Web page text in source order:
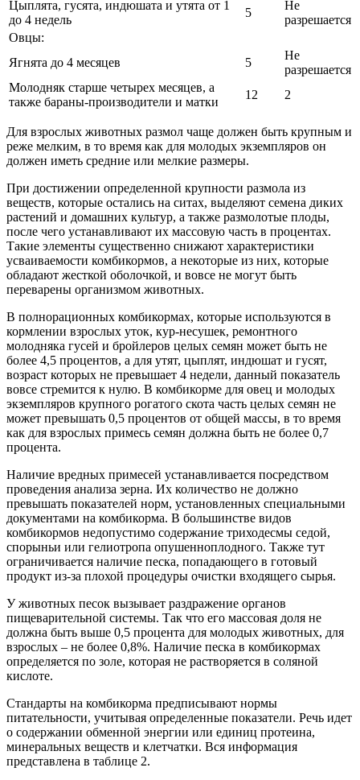
Цыплята, гусята, индюшата и утята от 1
до 4 недель
5
Не
разрешается
Овцы:
Ягнята до 4 месяцев
5
Не
разрешается
Молодняк старше четырех месяцев, а
также бараны-производители и матки
12 2
Для взрослых животных размол чаще должен быть крупным и
реже мелким, в то время как для молодых экземпляров он
должен иметь средние или мелкие размеры.
При достижении определенной крупности размола из
веществ, которые остались на ситах, выделяют семена диких
растений и домашних культур, а также размолотые плоды,
после чего устанавливают их массовую часть в процентах.
Такие элементы существенно снижают характеристики
усваиваемости комбикормов, а некоторые из них, которые
обладают жесткой оболочкой, и вовсе не могут быть
переварены организмом животных.
В полнорационных комбикормах, которые используются в
кормлении взрослых уток, кур-несушек, ремонтного
молодняка гусей и бройлеров целых семян может быть не
более 4,5 процентов, а для утят, цыплят, индюшат и гусят,
возраст которых не превышает 4 недели, данный показатель
вовсе стремится к нулю. В комбикорме для овец и молодых
экземпляров крупного рогатого скота часть целых семян не
может превышать 0,5 процентов от общей массы, в то время
как для взрослых примесь семян должна быть не более 0,7
процента.
Наличие вредных примесей устанавливается посредством
проведения анализа зерна. Их количество не должно
превышать показателей норм, установленных специальными
документами на комбикорма. В большинстве видов
комбикормов недопустимо содержание триходесмы седой,
спорыньи или гелиотропа опушенноплодного. Также тут
ограничивается наличие песка, попадающего в готовый
продукт из-за плохой процедуры очистки входящего сырья.
У животных песок вызывает раздражение органов
пищеварительной системы. Так что его массовая доля не
должна быть выше 0,5 процента для молодых животных, для
взрослых – не более 0,8%. Наличие песка в комбикормах
определяется по золе, которая не растворяется в соляной
кислоте.
Стандарты на комбикорма предписывают нормы
питательности, учитывая определенные показатели. Речь идет
о содержании обменной энергии или единиц протеина,
минеральных веществ и клетчатки. Вся информация
представлена в таблице 2.